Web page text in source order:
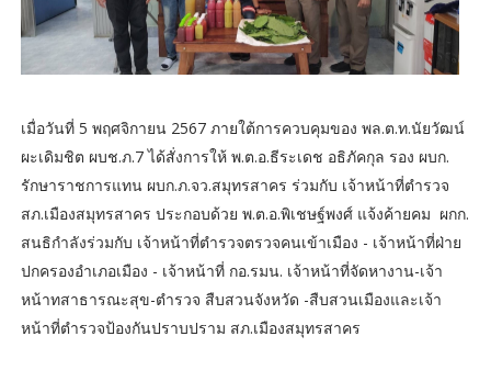
เมื่อวันที่ 5 พฤศจิกายน 2567 ภายใต้การควบคุมของ พล.ต.ท.นัยวัฒน์
ผะเดิมชิต ผบช.ภ.7 ได้สั่งการให้ พ.ต.อ.ธีระเดช อธิภัคกุล รอง ผบก.
รักษาราชการแทน ผบก.ภ.จว.สมุทรสาคร ร่วมกับ เจ้าหน้าที่ตำรวจ
สภ.เมืองสมุทรสาคร ประกอบด้วย พ.ต.อ.พิเชษฐ์พงศ์ แจ้งค้ายคม ผกก.
สนธิกำลังร่วมกับ เจ้าหน้าที่ตำรวจตรวจคนเข้าเมือง - เจ้าหน้าที่ฝ่าย
ปกครองอำเภอเมือง - เจ้าหน้าที่ กอ.รมน. เจ้าหน้าที่จัดหางาน-เจ้า
หน้าทสาธารณะสุข-ตำรวจ สืบสวนจังหวัด -สืบสวนเมืองและเจ้า
หน้าที่ตำรวจป้องกันปราบปราม สภ.เมืองสมุทรสาคร